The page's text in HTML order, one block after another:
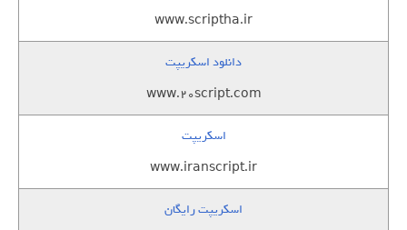
www.scriptha.ir
دانلود اسکریپت
www.20script.com
اسکریپت
www.iranscript.ir
اسکریپت رایگان